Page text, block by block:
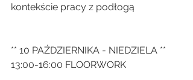
kontekście pracy z podłogą
** 10 PAŹDZIERNIKA - NIEDZIELA **
13:00-16:00 FLOORWORK